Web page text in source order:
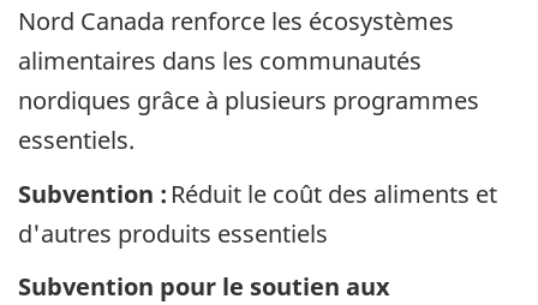
Nord Canada renforce les écosystèmes
alimentaires dans les communautés
nordiques grâce à plusieurs programmes
essentiels.
Subvention : Réduit le coût des aliments et
d'autres produits essentiels
Subvention pour le soutien aux